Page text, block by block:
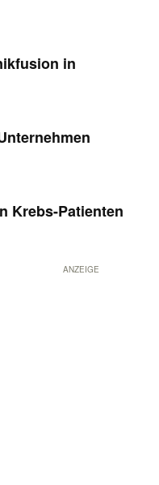
in
Krebs-Patienten
ANZEIGE